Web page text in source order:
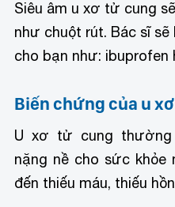
Siêu âm u xơ tử cung
như chuột rút. Bác sĩ
cho bạn như: ibuprofen
Biến chứng của u
U xơ tử cung thường
nặng nề cho sức khỏe
đến thiếu máu, thiếu